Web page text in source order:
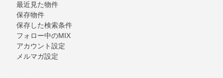
最近見た物件
保存物件
保存した検索条件
フォロー中のMIX
アカウント設定
メルマガ設定